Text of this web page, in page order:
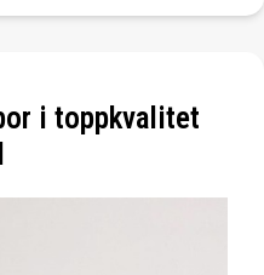
i toppkvalitet